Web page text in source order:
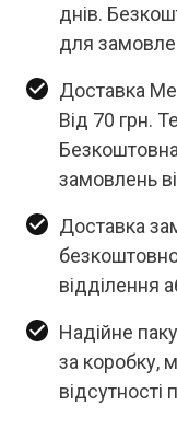
днів.
для
Доставка
Від 70 грн.
замовлень
Доставка
відділення
Надійне
за коробку,
відсутності